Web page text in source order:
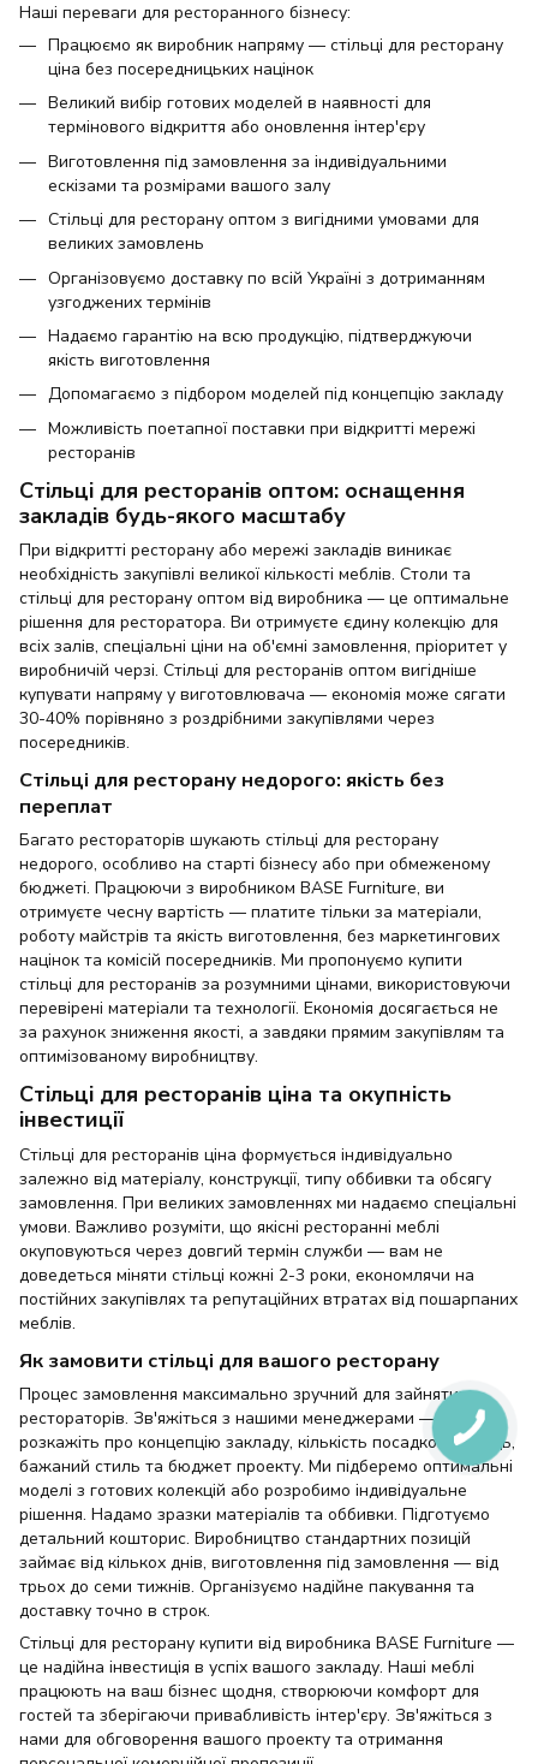
Наші переваги для ресторанного бізнесу:
Працюємо як виробник напряму — стільці для ресторану
ціна без посередницьких націнок
Великий вибір готових моделей в наявності для
термінового відкриття або оновлення інтер'єру
Виготовлення під замовлення за індивідуальними
ескізами та розмірами вашого залу
Стільці для ресторану оптом з вигідними умовами для
великих замовлень
Організовуємо доставку по всій Україні з дотриманням
узгоджених термінів
Надаємо гарантію на всю продукцію, підтверджуючи
якість виготовлення
Допомагаємо з підбором моделей під концепцію закладу
Можливість поетапної поставки при відкритті мережі
ресторанів
Стільці для ресторанів оптом: оснащення
закладів будь-якого масштабу
При відкритті ресторану або мережі закладів виникає
необхідність закупівлі великої кількості меблів. Столи та
стільці для ресторану оптом від виробника — це оптимальне
рішення для ресторатора. Ви отримуєте єдину колекцію для
всіх залів, спеціальні ціни на об'ємні замовлення, пріоритет у
виробничій черзі. Стільці для ресторанів оптом вигідніше
купувати напряму у виготовлювача — економія може сягати
30-40% порівняно з роздрібними закупівлями через
посередників.
Стільці для ресторану недорого: якість без
переплат
Багато рестораторів шукають стільці для ресторану
недорого, особливо на старті бізнесу або при обмеженому
бюджеті. Працюючи з виробником BASE Furniture, ви
отримуєте чесну вартість — платите тільки за матеріали,
роботу майстрів та якість виготовлення, без маркетингових
націнок та комісій посередників. Ми пропонуємо купити
стільці для ресторанів за розумними цінами, використовуючи
перевірені матеріали та технології. Економія досягається не
за рахунок зниження якості, а завдяки прямим закупівлям та
оптимізованому виробництву.
Стільці для ресторанів ціна та окупність
інвестиції
Стільці для ресторанів ціна формується індивідуально
залежно від матеріалу, конструкції, типу оббивки та обсягу
замовлення. При великих замовленнях ми надаємо спеціальні
умови. Важливо розуміти, що якісні ресторанні меблі
окуповуються через довгий термін служби — вам не
доведеться міняти стільці кожні 2-3 роки, економлячи на
постійних закупівлях та репутаційних втратах від пошарпаних
меблів.
Як замовити стільці для вашого ресторану
Процес замовлення максимально зручний для зайнятих
рестораторів. Зв'яжіться з нашими менеджерами —
розкажіть про концепцію закладу, кількість посадкових місць,
бажаний стиль та бюджет проекту. Ми підберемо оптимальні
моделі з готових колекцій або розробимо індивідуальне
рішення. Надамо зразки матеріалів та оббивки. Підготуємо
детальний кошторис. Виробництво стандартних позицій
займає від кількох днів, виготовлення під замовлення — від
трьох до семи тижнів. Організуємо надійне пакування та
доставку точно в строк.
Стільці для ресторану купити від виробника BASE Furniture —
це надійна інвестиція в успіх вашого закладу. Наші меблі
працюють на ваш бізнес щодня, створюючи комфорт для
гостей та зберігаючи привабливість інтер'єру. Зв'яжіться з
нами для обговорення вашого проекту та отримання